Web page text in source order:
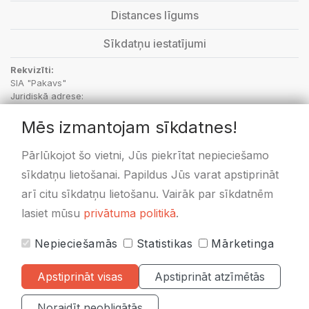
Distances līgums
Sīkdatņu iestatījumi
Rekvizīti:
SIA "Pakavs"
Juridiskā adrese:
PVN Reģ.Nr.: LV48703001414
SEB Banka: kods UNLALV2X, LV36UNLA0050000596171
Swedbanka: kods HABALV22, LV58HABA0551020433478
© 2020-2026 Pakavs.lv
Visas tiesības rezervētas.
Mēs izmantojam sīkdatnes!
Pārlūkojot šo vietni, Jūs piekrītat nepieciešamo
sīkdatņu lietošanai. Papildus Jūs varat apstiprināt
arī citu sīkdatņu lietošanu. Vairāk par sīkdatnēm
lasiet mūsu privātuma politikā.
Nepieciešamās Statistikas Mārketinga
Apstiprināt visas Apstiprināt atzīmētās